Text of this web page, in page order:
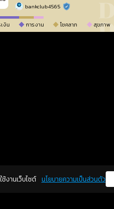
bankclub4565 ร้านยืนยันแล้ว
งิน การงาน โชคลาภ สุขภาพ
งานเว็บไซต์ นโยบายความเป็นส่วนตัว